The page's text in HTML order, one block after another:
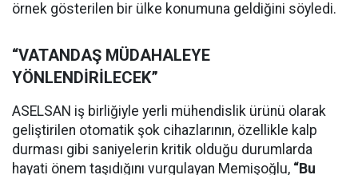
örnek gösterilen bir ülke konumuna geldiğini söyledi.
“VATANDAŞ MÜDAHALEYE
YÖNLENDİRİLECEK”
ASELSAN iş birliğiyle yerli mühendislik ürünü olarak
geliştirilen otomatik şok cihazlarının, özellikle kalp
durması gibi saniyelerin kritik olduğu durumlarda
hayati önem taşıdığını vurgulayan Memişoğlu, “Bu